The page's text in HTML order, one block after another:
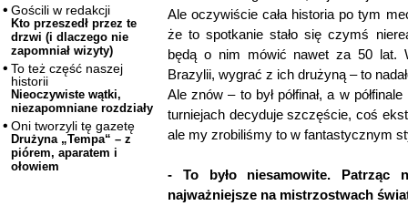
Gościli w redakcji
Kto przeszedł przez te
drzwi (i dlaczego nie
zapomniał wizyty)
To też część naszej
historii
Nieoczywiste wątki,
niezapomniane rozdziały
Oni tworzyli tę gazetę
Drużyna „Tempa“ – z
piórem, aparatem i
ołowiem
Ale oczywiście cała historia po tym
że to spotkanie stało się czymś
będą o nim mówić nawet za 50 lat.
Brazylii, wygrać z ich drużyną – to
Ale znów – to był półfinał, a w
turniejach decyduje szczęście, coś
ale my zrobiliśmy to w fantastycznym
- To było niesamowite. Patrząc
najważniejsze na mistrzostwach